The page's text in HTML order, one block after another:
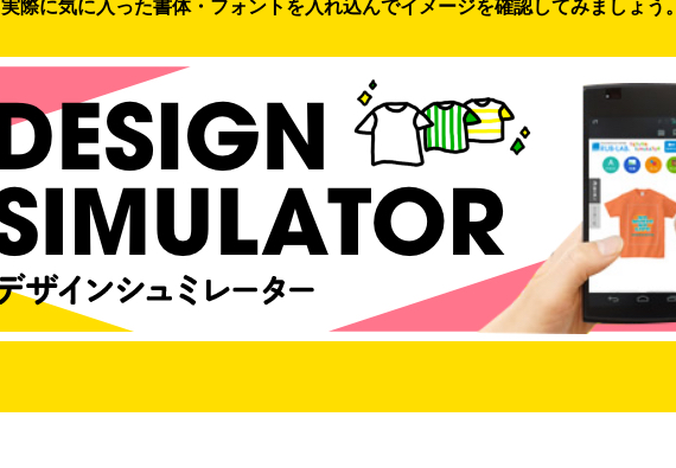
実際に気に入った書体・フォントを入れ込んでイメージを確認してみましょう。